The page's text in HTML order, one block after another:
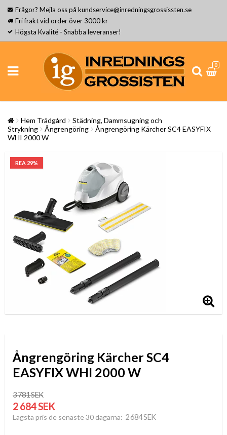
Frågor? Mejla oss på kundservice@inredningsgrossissten.se
Fri frakt vid order över 3000 kr
Högsta Kvalité - Snabba leveranser!
0
Hem Trädgård
Städning, Dammsugning och
Strykning
Ångrengöring
Ångrengöring Kärcher SC4 EASYFIX
WHI 2000 W
REA 29%
Ångrengöring Kärcher SC4
EASYFIX WHI 2000 W
3 781 SEK
2 684 SEK
Lägsta pris de senaste 30 dagarna 2 684 SEK